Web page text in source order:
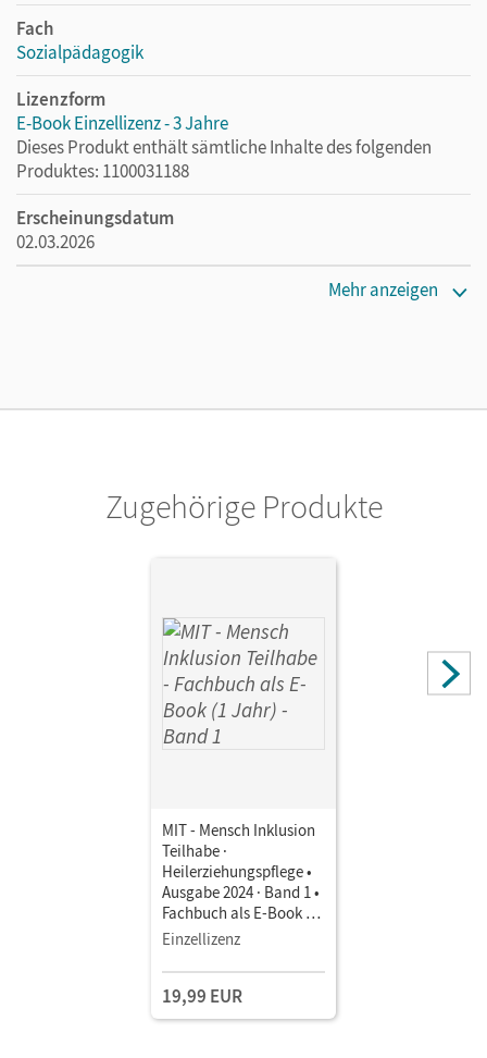
Fach
Sozialpädagogik
Lizenzform
E-Book Einzellizenz - 3 Jahre
Dieses Produkt enthält sämtliche Inhalte des folgenden
Produktes: 1100031188
Erscheinungsdatum
02.03.2026
Cornelsen Verlag
Nicklas-Faust, Jeanne; Liersch, Christiane; Flechsig, Tanja;
Damag, Annette; Bargfrede, Stefanie; Pakleppa,
Stephanie; Schellbach, Silke; Dorrance, Carmen;
Scharringhausen, Ruth; Gartinger, Silvia; Hennig-
Schumann, Anke; Herrlich, Martin
Mehr anzeigen
Zugehörige Produkte
MIT - Mensch Inklusion
Teilhabe ·
Heilerziehungspflege •
Ausgabe 2024 · Band 1 •
Fachbuch als E-Book (1
Jahr) Mit Medien
Einzellizenz
19,99 EUR